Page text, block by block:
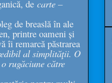
de carte –
de breaslă în ale
printre oameni și
îi remarcă păstrarea
al simplităţii. O
rugăciune către